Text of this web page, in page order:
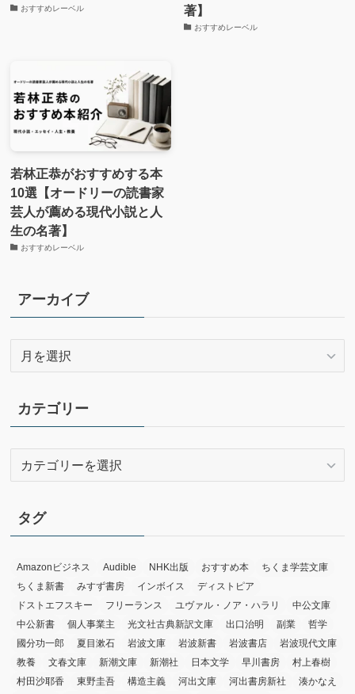
おすすめレーベル
著】
おすすめレーベル
若林正恭がおすすめする本
10選【オードリーの読書家
芸人が薦める現代小説と人
生の名著】
おすすめレーベル
アーカイブ
イ
ブ
カテゴリー
リ
ー
タグ
Amazonビジネス Audible NHK出版 おすすめ本
ちくま学芸文庫
ちくま新書
みすず書房 インボイス
ディストピア
ドストエフスキー
フリーランス ユヴァル・ノア・ハラリ
中公文庫
中公新書
個人事業主 光文社古典新訳文庫 出口治明 副業
哲学
國分功一郎
夏目漱石 岩波文庫 岩波新書 岩波書店
岩波現代文庫
教養
文春文庫 新潮文庫 新潮社 日本文学 早川書房
村上春樹
村田沙耶香
東野圭吾 構造主義 河出文庫 河出書房新社 湊かなえ